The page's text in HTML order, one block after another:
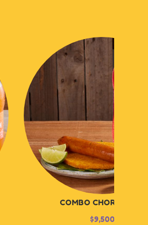
COMBO CHORITÍPICO
$9,500